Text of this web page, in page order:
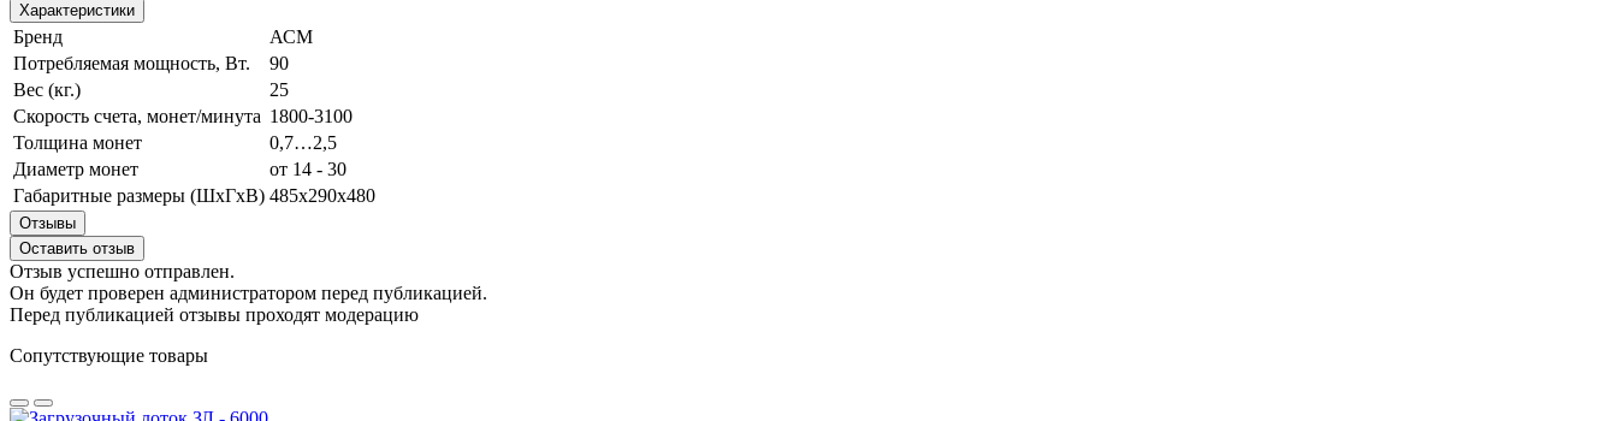
Характеристики
Бренд
АСМ
Потребляемая мощность, Вт.
90
Вес (кг.)
25
Скорость счета, монет/минута 1800-3100
Толщина монет
0,7…2,5
Диаметр монет
от 14 - 30
Габаритные размеры (ШхГхВ) 485x290x480
Отзывы
Оставить отзыв
Отзыв успешно отправлен.
Он будет проверен администратором перед публикацией.
Перед публикацией отзывы проходят модерацию
Сопутствующие товары